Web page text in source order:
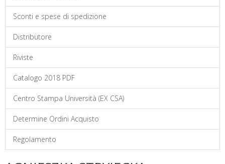
Sconti e spese di spedizione
Distributore
Riviste
Catalogo 2018 PDF
Centro Stampa Università (EX CSA)
Determine Ordini Acquisto
Regolamento